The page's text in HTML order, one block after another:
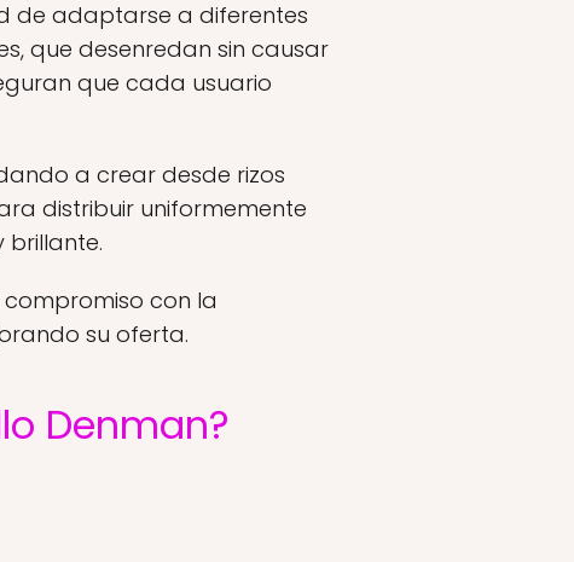
de adaptarse a diferentes
que desenredan sin causar
que cada usuario
a crear desde rizos
distribuir uniformemente
brillante.
con la
su oferta.
Denman?